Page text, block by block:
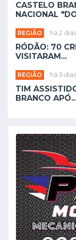
CASTELO
NACIONAL
REGIÃO há 2 dias
RÓDÃO: 70
VISITARAM...
REGIÃO há 5 dias
TIM
BRANCO